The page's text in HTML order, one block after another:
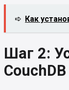
➪ Как
Шаг 2: